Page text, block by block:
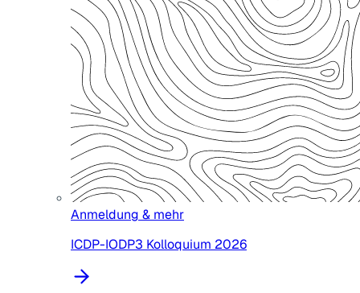
Anmeldung & mehr
ICDP-IODP3 Kolloquium 2026